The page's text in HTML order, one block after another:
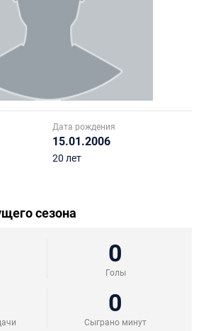
Дата рождения
15.01.2006
20 лет
сезона
0
Голы
0
Сыграно минут